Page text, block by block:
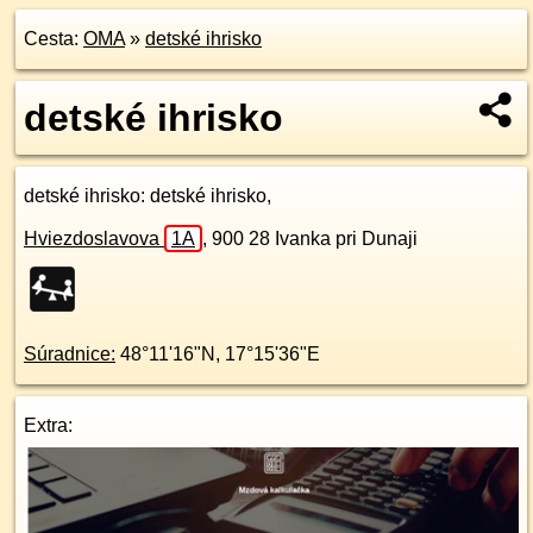
Cesta: OMA» detské ihrisko
detské ihrisko
detské ihrisko: detské ihrisko,
Hviezdoslavova 1A , 900 28 Ivanka pri Dunaji
Súradnice: 48°11'16"N , 17°15'36"E
Extra: